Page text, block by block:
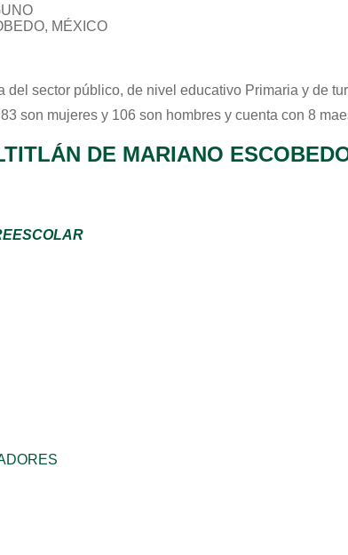
MÉXICO
del sector público, de nivel educativo Primaria y de
son mujeres y 106 son hombres y cuenta con 8
DE MARIANO